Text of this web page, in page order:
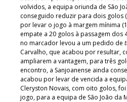
volvidos, a equipa oriunda de São
conseguido reduzir para dois golos
por levar o jogo à margem mínima
empate a 20 golos à passagem dos
no marcador levou a um pedido de
Carvalho, que acabou por resultar,
ampliarem a vantagem, para três
encontro, a Sanjoanense ainda
acabou por levar de vencida a
Cleryston Novais, com oito golos,
jogo, para a equipa de São João da